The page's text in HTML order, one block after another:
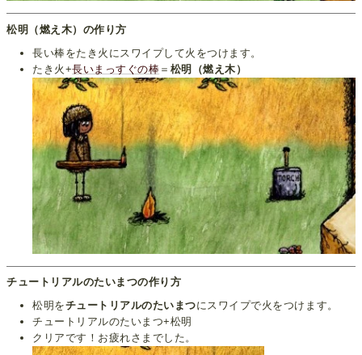
松明（燃え木）の作り方
長い棒をたき火にスワイプして火をつけます。
たき火+長いまっすぐの棒 ＝ 松明（燃え木）
チュートリアルのたいまつの作り方
松明をチュートリアルのたいまつにスワイプで火をつけます。
チュートリアルのたいまつ+松明
クリアです！お疲れさまでした。